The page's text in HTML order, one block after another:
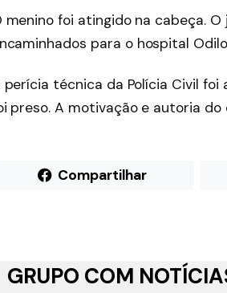
menino foi atingido na cabeça.
para o hospital
perícia técnica da Polícia Civil
preso. A motivação e autoria do
Compartilhar
GRUPO COM